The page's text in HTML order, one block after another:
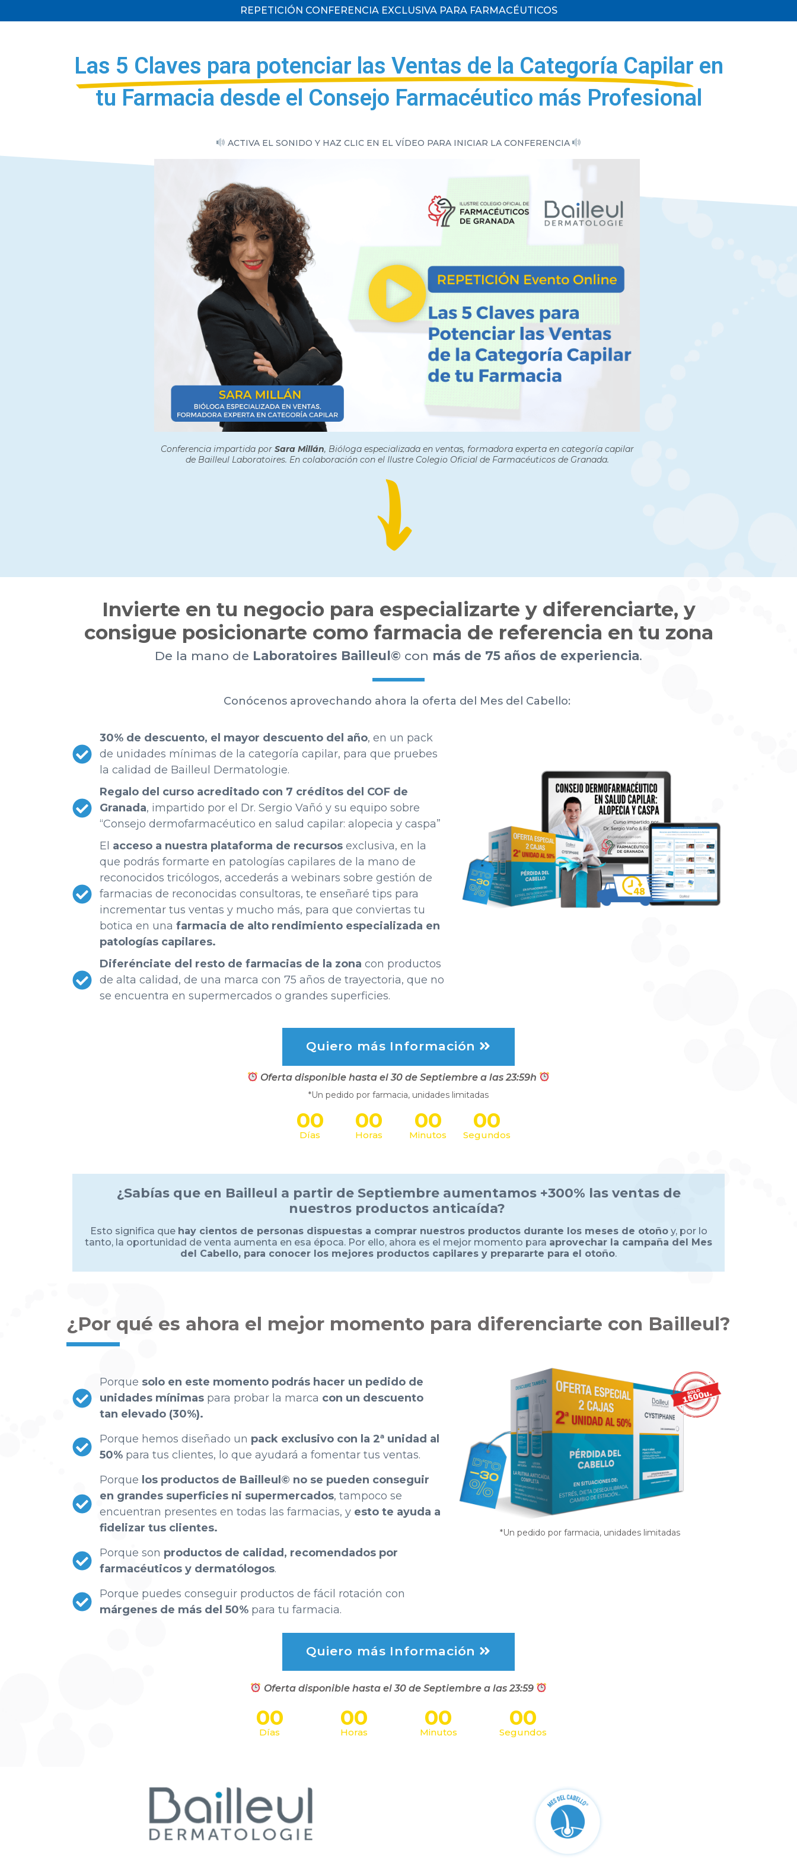
REPETICIÓN CONFERENCIA EXCLUSIVA PARA FARMACÉUTICOS
Las 5 Claves para potenciar las Ventas de la Categoría Capilar en
tu Farmacia desde el Consejo Farmacéutico más Profesional
ACTIVA EL SONIDO Y HAZ CLIC EN EL VÍDEO PARA INICIAR LA CONFERENCIA
Conferencia impartida por Sara Millán, Bióloga especializada en ventas, formadora experta en categoría capilar
de Bailleul Laboratoires. En colaboración con el Ilustre Colegio Oficial de Farmacéuticos de Granada.
Invierte en tu negocio para especializarte y diferenciarte, y
consigue posicionarte como farmacia de referencia en tu zona
De la mano de Laboratoires Bailleul© con más de 75 años de experiencia.
Conócenos aprovechando ahora la oferta del Mes del Cabello:
30% de descuento, el mayor descuento del año, en un pack
de unidades mínimas de la categoría capilar, para que pruebes
la calidad de Bailleul Dermatologie.
Regalo del curso acreditado con 7 créditos del COF de
Granada, impartido por el Dr. Sergio Vañó y su equipo sobre
“Consejo dermofarmacéutico en salud capilar: alopecia y caspa”
El acceso a nuestra plataforma de recursos exclusiva, en la
que podrás formarte en patologías capilares de la mano de
reconocidos tricólogos, accederás a webinars sobre gestión de
farmacias de reconocidas consultoras, te enseñaré tips para
incrementar tus ventas y mucho más, para que conviertas tu
botica en unafarmacia de alto rendimiento especializada en
patologías capilares.
Diferénciate del resto de farmacias de la zona con productos
de alta calidad, de una marca con 75 años de trayectoria, que no
se encuentra en supermercados o grandes superficies.
Quiero más Información
Oferta disponible hasta el 30 de Septiembre a las 23:59h
*Un pedido por farmacia, unidades limitadas
00
Días
00
Horas
00
Minutos
00
Segundos
¿Sabías que en Bailleul a partir de Septiembre aumentamos +300% las ventas de
nuestros productos anticaída?
Esto significa que hay cientos de personas dispuestas a comprar nuestros productos durante los meses de otoñoy, por lo
tanto, la oportunidad de venta aumenta en esa época. Por ello, ahora es el mejor momento para aprovechar la campaña del Mes
del Cabello, para conocer los mejores productos capilares y prepararte para el otoño.
¿Por qué es ahora el mejor momento para diferenciarte con Bailleul?
Porque solo en este momento podrás hacer un pedido de
unidades mínimas para probar la marca con un descuento
tan elevado (30%).
Porque hemos diseñado un pack exclusivo con la 2ª unidad al
50% para tus clientes, lo que ayudará a fomentar tus ventas.
Porque los productos de Bailleul© no se pueden conseguir
en grandes superficies ni supermercados, tampoco se
encuentran presentes en todas las farmacias, y esto te ayuda a
fidelizar tus clientes.
Porque son productos de calidad, recomendados por
farmacéuticos y dermatólogos.
Porque puedes conseguir productos de fácil rotación con
márgenes de más del 50% para tu farmacia.
*Un pedido por farmacia, unidades limitadas
Quiero más Información
Oferta disponible hasta el 30 de Septiembre a las 23:59
00
Días
00
Horas
00
Minutos
00
Segundos